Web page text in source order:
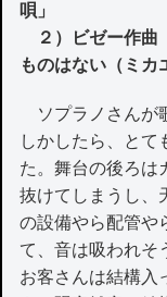
唄」
２）ビゼー作曲
ものはない（ミカ
ソプラノさんが
しかしたら、とて
た。舞台の後ろは
抜けてしまうし、
の設備やら配管や
て、音は吸われそ
お客さんは結構入